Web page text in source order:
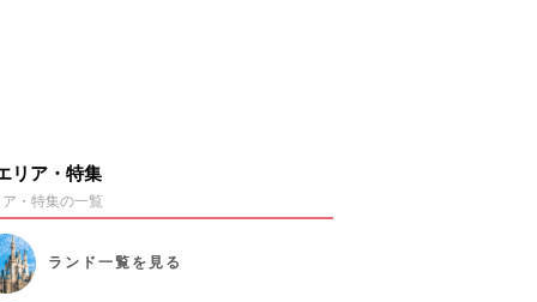
リア・特集
・特集の一覧
ランド 一覧を見る